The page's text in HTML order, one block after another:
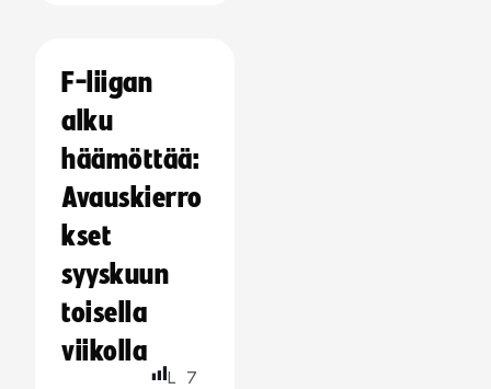
F-liigan
alku
häämöttää:
Avauskierro
kset
syyskuun
toisella
viikolla
L 7